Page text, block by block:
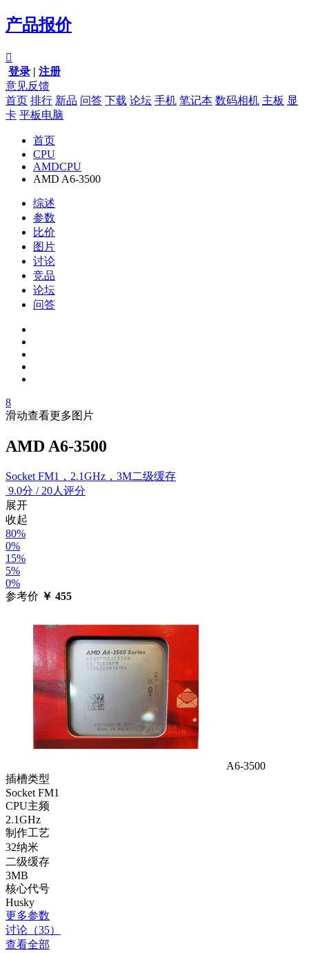
产品报价

登录 | 注册
意见反馈
首页 排行 新品 问答 下载 论坛 手机 笔记本 数码相机 主板 显
卡 平板电脑
首页
CPU
AMDCPU
AMD A6-3500
综述
参数
比价
图片
讨论
竞品
论坛
问答
8
滑动查看更多图片
AMD A6-3500
Socket FM1，2.1GHz，3M二级缓存
9.0分 / 20人评分
展开
收起
80%
0%
15%
5%
0%
参考价 ￥ 455
A6-3500
插槽类型
Socket FM1
CPU主频
2.1GHz
制作工艺
32纳米
二级缓存
3MB
核心代号
Husky
更多参数
讨论（35）
查看全部